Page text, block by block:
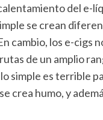
del e-
se crean
cambio, los e-cigs
de un amplio
simple es terrible
crea humo, y